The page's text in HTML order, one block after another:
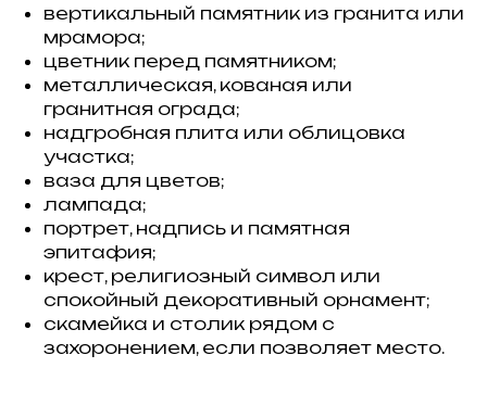
вертикальный памятник из гранита или
мрамора;
цветник перед памятником;
металлическая, кованая или
гранитная ограда;
надгробная плита или облицовка
участка;
ваза для цветов;
лампада;
портрет, надпись и памятная
эпитафия;
крест, религиозный символ или
спокойный декоративный орнамент;
скамейка и столик рядом с
захоронением, если позволяет место.